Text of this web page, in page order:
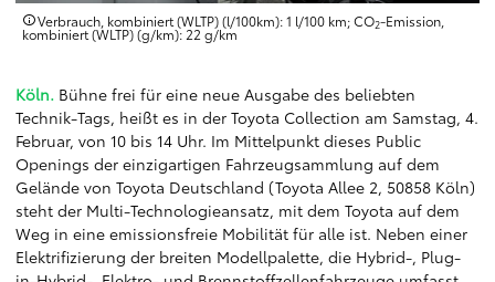
Verbrauch, kombiniert (WLTP) (l/100km): 1 l/100 km; CO2-Emission,
kombiniert (WLTP) (g/km): 22 g/km
Köln. Bühne frei für eine neue Ausgabe des beliebten
Technik-Tags, heißt es in der Toyota Collection am Samstag, 4.
Februar, von 10 bis 14 Uhr. Im Mittelpunkt dieses Public
Openings der einzigartigen Fahrzeugsammlung auf dem
Gelände von Toyota Deutschland (Toyota Allee 2, 50858 Köln)
steht der Multi-Technologieansatz, mit dem Toyota auf dem
Weg in eine emissionsfreie Mobilität für alle ist. Neben einer
Elektrifizierung der breiten Modellpalette, die Hybrid-, Plug-